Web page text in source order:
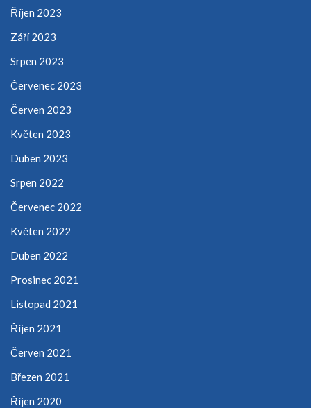
Říjen 2023
Září 2023
Srpen 2023
Červenec 2023
Červen 2023
Květen 2023
Duben 2023
Srpen 2022
Červenec 2022
Květen 2022
Duben 2022
Prosinec 2021
Listopad 2021
Říjen 2021
Červen 2021
Březen 2021
Říjen 2020